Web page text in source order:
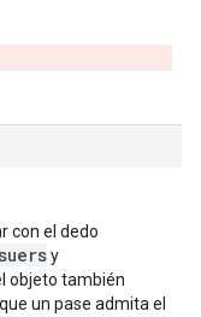
con el dedo
y
objeto también
un pase admita el